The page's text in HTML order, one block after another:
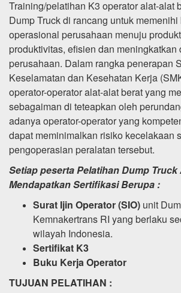
Training/pelatihan K3 operator alat-alat
Dump Truck di rancang untuk
operasional perusahaan menuju
produktivitas, efisien dan meningkatkan
perusahaan. Dalam rangka penerapan
Keselamatan dan Kesehatan Kerja
operator-operator alat-alat berat yang
sebagaiman di teteapkan oleh
adanya operator-operator yang
dapat meminimalkan risiko kecelakaan
pengoperasian peralatan tersebut.
Setiap peserta Pelatihan Dump Truck
Mendapatkan Sertifikasi Berupa :
Surat Ijin Operator (SIO) unit
Kemnakertrans RI yang berlaku
wilayah Indonesia.
Sertifikat K3
Buku Kerja Operator
TUJUAN PELATIHAN :